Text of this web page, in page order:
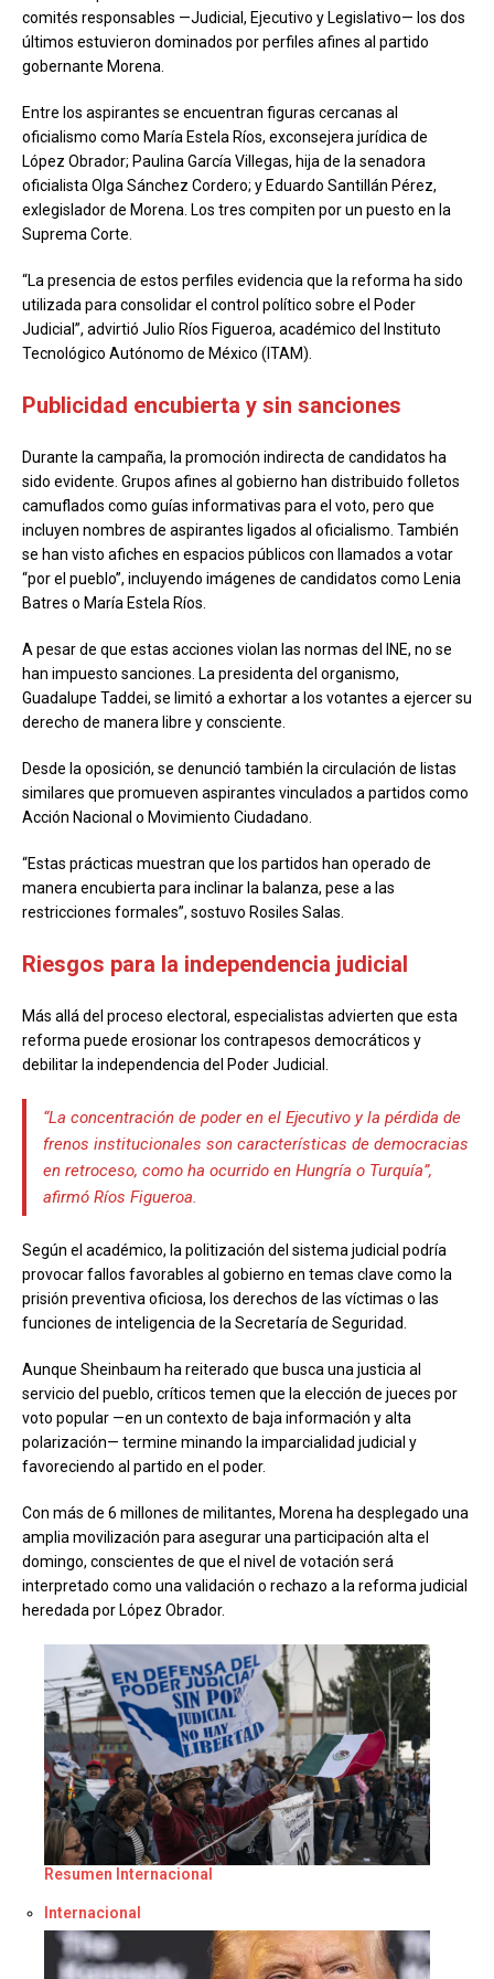
comités responsables —Judicial, Ejecutivo y Legislativo— los dos
últimos estuvieron dominados por perfiles afines al partido
gobernante Morena.
Entre los aspirantes se encuentran figuras cercanas al
oficialismo como María Estela Ríos, exconsejera jurídica de
López Obrador; Paulina García Villegas, hija de la senadora
oficialista Olga Sánchez Cordero; y Eduardo Santillán Pérez,
exlegislador de Morena. Los tres compiten por un puesto en la
Suprema Corte.
“La presencia de estos perfiles evidencia que la reforma ha sido
utilizada para consolidar el control político sobre el Poder
Judicial”, advirtió Julio Ríos Figueroa, académico del Instituto
Tecnológico Autónomo de México (ITAM).
Publicidad encubierta y sin sanciones
Durante la campaña, la promoción indirecta de candidatos ha
sido evidente. Grupos afines al gobierno han distribuido folletos
camuflados como guías informativas para el voto, pero que
incluyen nombres de aspirantes ligados al oficialismo. También
se han visto afiches en espacios públicos con llamados a votar
“por el pueblo”, incluyendo imágenes de candidatos como Lenia
Batres o María Estela Ríos.
A pesar de que estas acciones violan las normas del INE, no se
han impuesto sanciones. La presidenta del organismo,
Guadalupe Taddei, se limitó a exhortar a los votantes a ejercer su
derecho de manera libre y consciente.
Desde la oposición, se denunció también la circulación de listas
similares que promueven aspirantes vinculados a partidos como
Acción Nacional o Movimiento Ciudadano.
“Estas prácticas muestran que los partidos han operado de
manera encubierta para inclinar la balanza, pese a las
restricciones formales”, sostuvo Rosiles Salas.
Riesgos para la independencia judicial
Más allá del proceso electoral, especialistas advierten que esta
reforma puede erosionar los contrapesos democráticos y
debilitar la independencia del Poder Judicial.
“La concentración de poder en el Ejecutivo y la pérdida de
frenos institucionales son características de democracias
en retroceso, como ha ocurrido en Hungría o Turquía”,
afirmó Ríos Figueroa.
Según el académico, la politización del sistema judicial podría
provocar fallos favorables al gobierno en temas clave como la
prisión preventiva oficiosa, los derechos de las víctimas o las
funciones de inteligencia de la Secretaría de Seguridad.
Aunque Sheinbaum ha reiterado que busca una justicia al
servicio del pueblo, críticos temen que la elección de jueces por
voto popular —en un contexto de baja información y alta
polarización— termine minando la imparcialidad judicial y
favoreciendo al partido en el poder.
Con más de 6 millones de militantes, Morena ha desplegado una
amplia movilización para asegurar una participación alta el
domingo, conscientes de que el nivel de votación será
interpretado como una validación o rechazo a la reforma judicial
heredada por López Obrador.
Resumen Internacional
Respecto a
Internacional